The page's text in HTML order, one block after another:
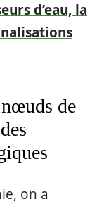
d’eau, la
de
on a